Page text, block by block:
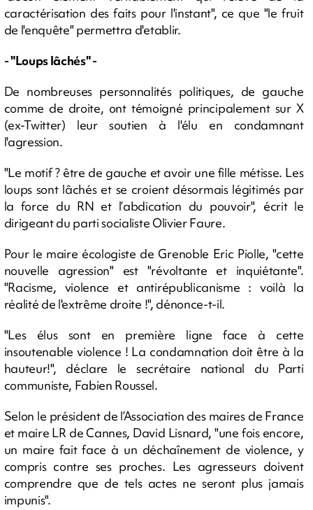
caractérisation des faits pour l'instant", ce que "le fruit
de l'enquête" permettra d'etablir.
- "Loups lâchés" -
De nombreuses personnalités politiques, de gauche
comme de droite, ont témoigné principalement sur X
(ex-Twitter) leur soutien à l'élu en condamnant
l'agression.
"Le motif ? être de gauche et avoir une fille métisse. Les
loups sont lâchés et se croient désormais légitimés par
la force du RN et l’abdication du pouvoir", écrit le
dirigeant du parti socialiste Olivier Faure.
Pour le maire écologiste de Grenoble Eric Piolle, "cette
nouvelle agression" est "révoltante et inquiétante".
"Racisme, violence et antirépublicanisme : voilà la
réalité de l'extrême droite !", dénonce-t-il.
"Les élus sont en première ligne face à cette
insoutenable violence ! La condamnation doit être à la
hauteur!", déclare le secrétaire national du Parti
communiste, Fabien Roussel.
Selon le président de l’Association des maires de France
et maire LR de Cannes, David Lisnard, "une fois encore,
un maire fait face à un déchaînement de violence, y
compris contre ses proches. Les agresseurs doivent
comprendre que de tels actes ne seront plus jamais
impunis".